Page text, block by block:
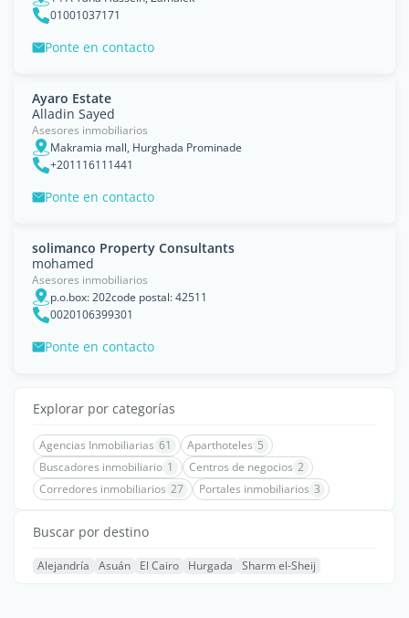
01001037171
Ponte en contacto
Ayaro Estate
Alladin Sayed
Asesores inmobiliarios
Makramia mall, Hurghada Prominade
+201116111441
Ponte en contacto
solimanco Property Consultants
mohamed
Asesores inmobiliarios
p.o.box: 202code postal: 42511
0020106399301
Ponte en contacto
Explorar por categorías
Agencias Inmobiliarias 61 Aparthoteles 5
Buscadores inmobiliario 1 Centros de negocios 2
Corredores inmobiliarios 27 Portales inmobiliarios 3
Buscar por destino
Alejandría Asuán El Cairo Hurgada Sharm el-Sheij